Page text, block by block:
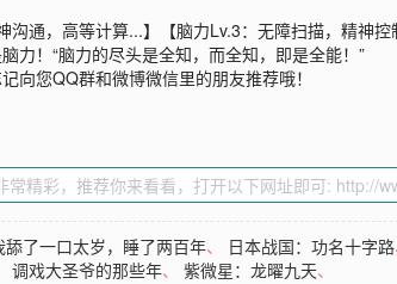
沟通，高等计算...】【脑力Lv.3：无障扫描，精神
力！“脑力的尽头是全知，而全知，即是全能！”
向您QQ群和微博微信里的朋友推荐哦！
舔了一口太岁，睡了两百年、 日本战国：功名十字路
调戏大圣爷的那些年、紫微星：龙曜九天、